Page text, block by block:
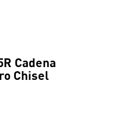
Cadena
Chisel